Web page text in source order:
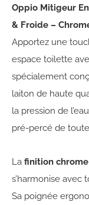
Oppio Mitigeur
& Froide –
Apportez une
espace toilette
spécialement
laiton de haute
la pression de
pré-percé de
La finition
s’harmonise avec
Sa poignée